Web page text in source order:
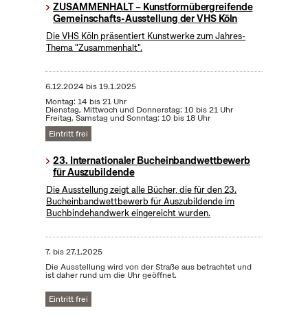
ZUSAMMENHALT – Kunstformübergreifende
Gemeinschafts-Ausstellung der VHS Köln
Die VHS Köln präsentiert Kunstwerke zum Jahres-
Thema "Zusammenhalt".
6.12.2024 bis19.1.2025
Montag: 14 bis 21 Uhr
Dienstag, Mittwoch und Donnerstag: 10 bis 21 Uhr
Freitag, Samstag und Sonntag: 10 bis 18 Uhr
Eintritt frei
23. Internationaler Bucheinbandwettbewerb
für Auszubildende
Die Ausstellung zeigt alle Bücher, die für den 23.
Bucheinbandwettbewerb für Auszubildende im
Buchbindehandwerk eingereicht wurden.
7. bis27.1.2025
Die Ausstellung wird von der Straße aus betrachtet und
ist daher rund um die Uhr geöffnet.
Eintritt frei